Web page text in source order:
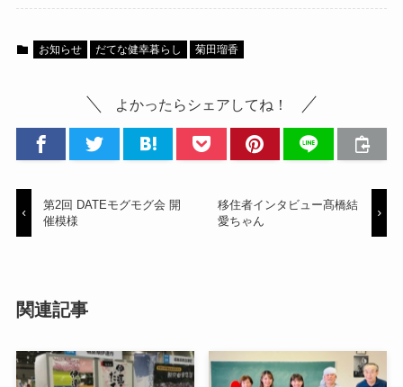
お知らせ だてな健幸暮らし 菊田瑠香
よかったらシェアしてね！
第2回 DATEモグモグ会 開
催模様
移住者インタビュー髙橋結
愛ちゃん
関連記事